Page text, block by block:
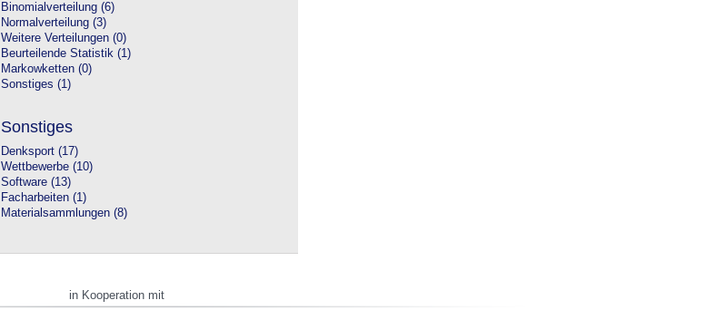
Binomialverteilung (6)
Normalverteilung (3)
Weitere Verteilungen (0)
Beurteilende Statistik (1)
Markowketten (0)
Sonstiges (1)
Sonstiges
Denksport (17)
Wettbewerbe (10)
Software (13)
Facharbeiten (1)
Materialsammlungen (8)
in Kooperation mit